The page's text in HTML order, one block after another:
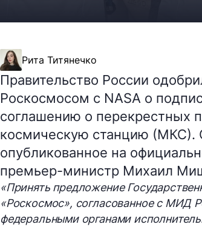
Рита Титянечко
Правительство России
Роскосмосом с NASA о
соглашению о перекрестных
космическую станцию (МКС).
опубликованное на
премьер-министр Михаил
«Принять предложение
«Роскосмос», согласованное с МИД
федеральными органами